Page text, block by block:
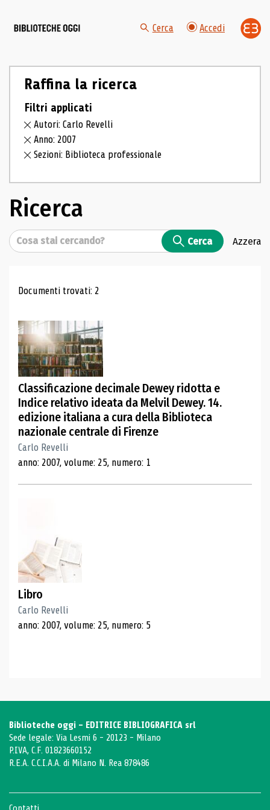
Cerca Accedi
Raffina la ricerca
Filtri applicati
Autori: Carlo Revelli
Anno: 2007
Sezioni: Biblioteca professionale
Ricerca
Cerca Cerca Azzera
Risultati di ricerca
Documenti trovati: 2
Classificazione decimale Dewey ridotta e
Indice relativo ideata da Melvil Dewey. 14.
edizione italiana a cura della Biblioteca
nazionale centrale di Firenze
Carlo Revelli
anno: 2007, volume: 25, numero: 1
Libro
Carlo Revelli
anno: 2007, volume: 25, numero: 5
Biblioteche oggi - EDITRICE BIBLIOGRAFICA srl
Sede legale: Via Lesmi 6 - 20123 - Milano
P.IVA, C.F. 01823660152
R.E.A. C.C.I.A.A. di Milano N. Rea 878486